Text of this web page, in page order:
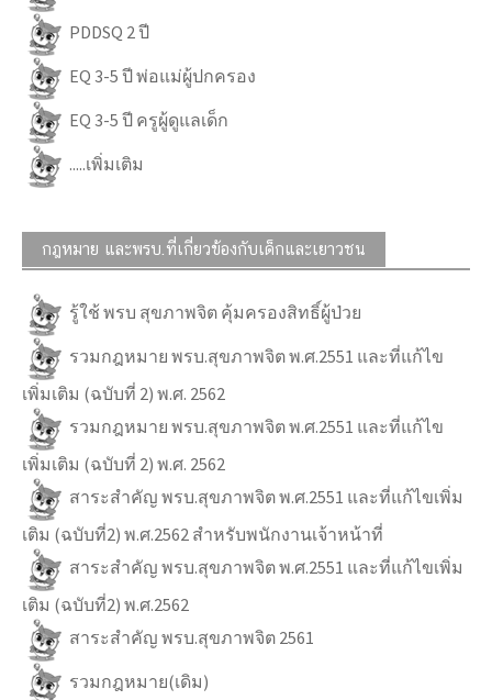
PDDSQ 2 ปี
EQ 3-5 ปี พ่อแม่ผู้ปกครอง
EQ 3-5 ปี ครูผู้ดูแลเด็ก
.....เพิ่มเติม
กฎหมาย และพรบ.ที่เกี่ยวข้องกับเด็กและเยาวชน
รู้ใช้ พรบ สุขภาพจิต คุ้มครองสิทธิ์ผู้ป่วย
รวมกฎหมาย พรบ.สุขภาพจิต พ.ศ.2551 และที่แก้ไข
เพิ่มเติม (ฉบับที่ 2) พ.ศ. 2562
รวมกฎหมาย พรบ.สุขภาพจิต พ.ศ.2551 และที่แก้ไข
เพิ่มเติม (ฉบับที่ 2) พ.ศ. 2562
สาระสำคัญ พรบ.สุขภาพจิต พ.ศ.2551 และที่แก้ไขเพิ่ม
เติม (ฉบับที่2) พ.ศ.2562 สำหรับพนักงานเจ้าหน้าที่
สาระสำคัญ พรบ.สุขภาพจิต พ.ศ.2551 และที่แก้ไขเพิ่ม
เติม (ฉบับที่2) พ.ศ.2562
สาระสำคัญ พรบ.สุขภาพจิต 2561
รวมกฎหมาย(เดิม)